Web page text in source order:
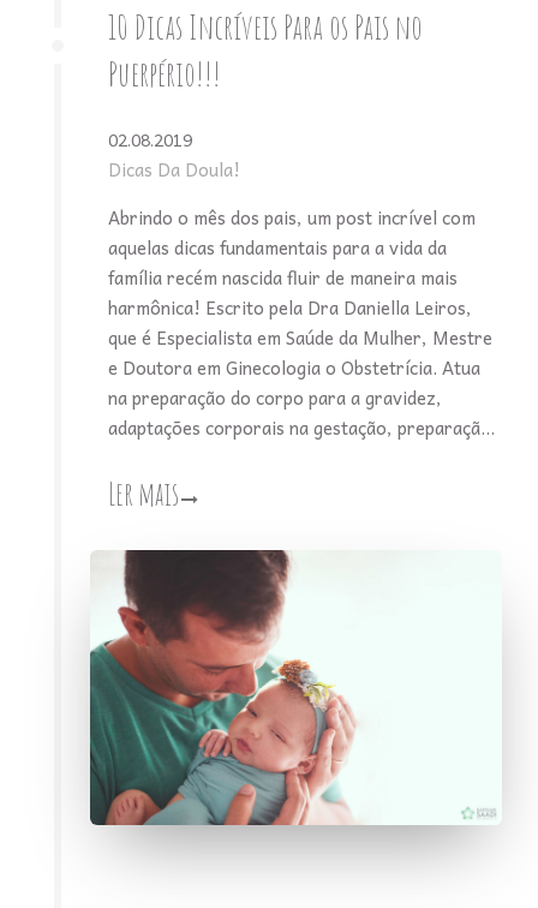
10 Dicas Incríveis Para os Pais no
Puerpério!!!
02.08.2019
Dicas Da Doula!
Abrindo o mês dos pais, um post incrível com
aquelas dicas fundamentais para a vida da
família recém nascida fluir de maneira mais
harmônica! Escrito pela Dra Daniella Leiros,
que é Especialista em Saúde da Mulher, Mestre
e Doutora em Ginecologia o Obstetrícia. Atua
na preparação do corpo para a gravidez,
adaptações corporais na gestação, preparaçã...
Ler mais